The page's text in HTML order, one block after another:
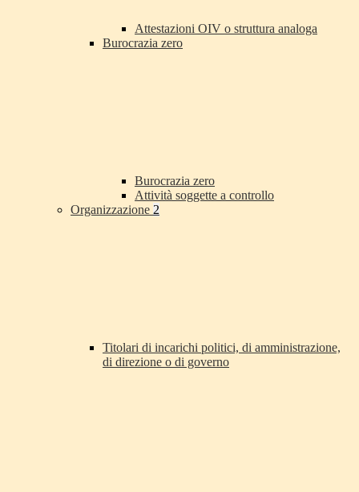
Attestazioni OIV o struttura analoga
Burocrazia zero
Burocrazia zero
Attività soggette a controllo
Organizzazione 2
Titolari di incarichi politici, di amministrazione,
di direzione o di governo